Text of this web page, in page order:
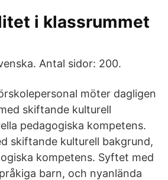
i klassrummet
Antal sidor: 200.
möter dagligen
skiftande kulturell
pedagogiska kompetens.
skiftande kulturell bakgrund,
kompetens. Syftet med
barn, och nyanlända